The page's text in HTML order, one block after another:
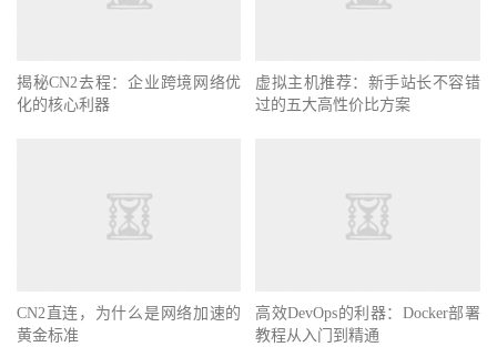
揭秘CN2去程：企业跨境网络优
化的核心利器
虚拟主机推荐：新手站长不容错
过的五大高性价比方案
CN2直连，为什么是网络加速的
黄金标准
高效DevOps的利器：Docker部署
教程从入门到精通